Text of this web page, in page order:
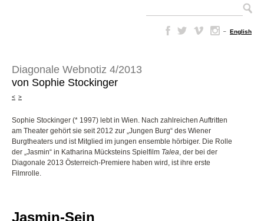
– English
Diagonale Webnotiz 4/2013
von Sophie Stockinger
< >
Sophie Stockinger (* 1997) lebt in Wien. Nach zahlreichen Auftritten
am Theater gehört sie seit 2012 zur „Jungen Burg“ des Wiener
Burgtheaters und ist Mitglied im jungen ensemble hörbiger. Die Rolle
der „Jasmin“ in Katharina Mücksteins Spielfilm Talea, der bei der
Diagonale 2013 Österreich-Premiere haben wird, ist ihre erste
Filmrolle.
Jasmin-Sein